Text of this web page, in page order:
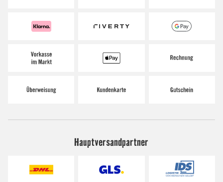
Hauptversandpartner